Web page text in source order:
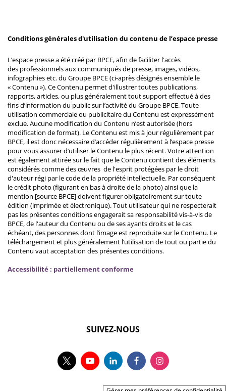
Conditions générales d'utilisation du contenu de l’espace presse
L’espace presse a été créé par BPCE, afin de faciliter l'accès
des professionnels aux communiqués de presse, images, vidéos,
infographies etc. du Groupe BPCE (ci-après désignés ensemble le
« Contenu »). Ce Contenu permet d'illustrer toutes publications,
rapports, articles, ou plus généralement tout support effectué à des
fins d’information du public sur l’activité du Groupe BPCE. Toute
utilisation commerciale ou publicitaire du Contenu est expressément
exclue. Aucune modification du Contenu n’est autorisée (hors
modification de format). Le Contenu est mis à jour régulièrement par
BPCE, il est donc nécessaire d’accéder régulièrement à l’espace presse
pour vous assurer d’utiliser le Contenu le plus récent. Votre attention
est également attirée sur le fait que le Contenu contient des éléments
considérés comme des œuvres de l'esprit protégées par le droit
d'auteur régi par le code de la propriété intellectuelle. Par conséquent
le crédit photo (figurant en bas à droite de la photo) ainsi que la
mention [source BPCE] doivent figurer obligatoirement sur toute
édition (imprimée et électronique). Tout utilisateur qui ne respecterait
pas les présentes conditions engagerait sa responsabilité vis-à-vis de
BPCE, de l'auteur du Contenu ou de ses ayants droits et le cas
échéant, des personnes dont l’image est reproduite sur le Contenu. Le
téléchargement et plus généralement l’utilisation de tout ou partie du
Contenu vaut acceptation des présentes conditions.
Accessibilité : partiellement conforme
SUIVEZ-NOUS